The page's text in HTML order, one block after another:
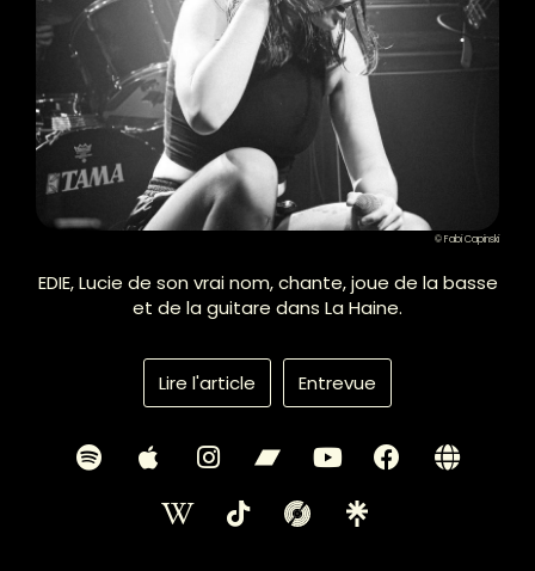
© Fabi Capinski
EDIE, Lucie de son vrai nom, chante, joue de la basse
et de la guitare dans La Haine.
Lire l'article Entrevue